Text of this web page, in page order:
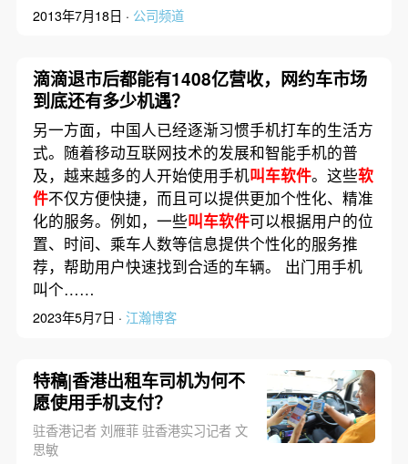
2013年7月18日 · 公司频道
滴滴退市后都能有1408亿营收，网约车市场
到底还有多少机遇？
另一方面，中国人已经逐渐习惯手机打车的生活方
式。随着移动互联网技术的发展和智能手机的普
及，越来越多的人开始使用手机叫车软件。这些软
件不仅方便快捷，而且可以提供更加个性化、精准
化的服务。例如，一些叫车软件可以根据用户的位
置、时间、乘车人数等信息提供个性化的服务推
荐，帮助用户快速找到合适的车辆。 出门用手机
叫个……
2023年5月7日 · 江瀚博客
特稿|香港出租车司机为何不
愿使用手机支付？
驻香港记者 刘雁菲 驻香港实习记者 文
思敏